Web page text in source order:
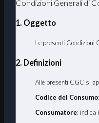
Condizioni Generali di
1. Oggetto
Le presenti Condizioni
2. Definizioni
Alle presenti CGC si
Codice del Consumo
Consumatore: indica